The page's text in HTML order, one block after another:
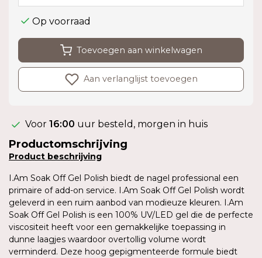
Op voorraad
Toevoegen aan winkelwagen
Aan verlanglijst toevoegen
Voor 16:00 uur besteld, morgen in huis
Productomschrijving
Product beschrijving
I.Am Soak Off Gel Polish biedt de nagel professional een
primaire of add-on service. I.Am Soak Off Gel Polish wordt
geleverd in een ruim aanbod van modieuze kleuren. I.Am
Soak Off Gel Polish is een 100% UV/LED gel die de perfecte
viscositeit heeft voor een gemakkelijke toepassing in
dunne laagjes waardoor overtollig volume wordt
verminderd. Deze hoog gepigmenteerde formule biedt